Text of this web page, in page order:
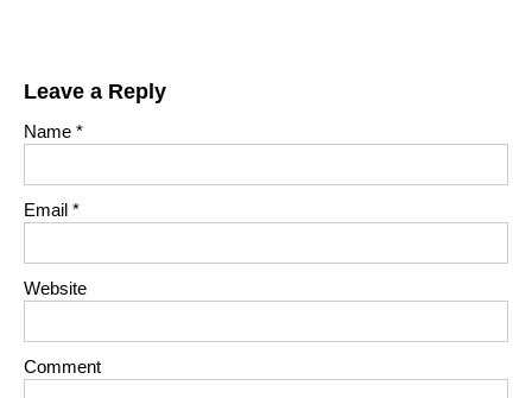
Leave a Reply
Name *
Email *
Website
Comment